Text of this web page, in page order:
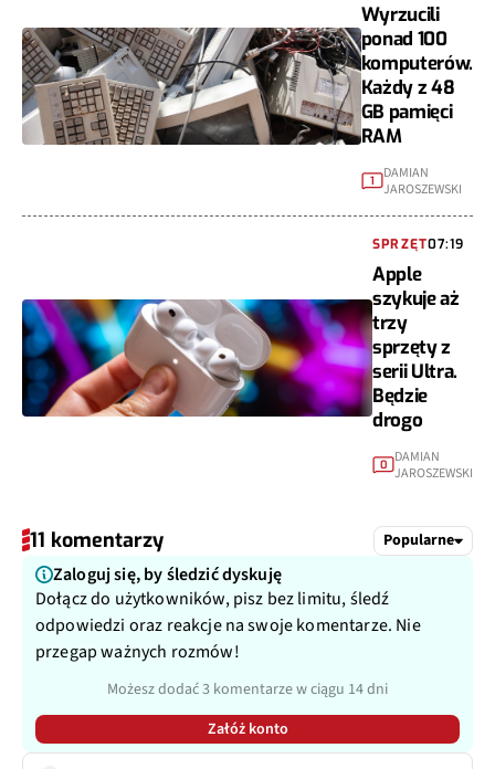
Wyrzucili
ponad 100
komputerów.
Każdy z 48
GB pamięci
RAM
1
DAMIAN
JAROSZEWSKI
SPRZĘT07:19
Apple
szykuje aż
trzy
sprzęty z
serii Ultra.
Będzie
drogo
0
DAMIAN
JAROSZEWSKI
11 komentarzy Popularne
Zaloguj się, by śledzić dyskuję
Dołącz do użytkowników, pisz bez limitu, śledź
odpowiedzi oraz reakcje na swoje komentarze. Nie
przegap ważnych rozmów!
Możesz dodać 3 komentarze w ciągu 14 dni
Załóż konto